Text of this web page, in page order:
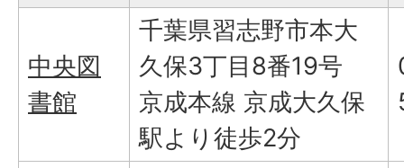
中央図
書館
千葉県習志野市本大
久保3丁目8番19号
京成本線 京成大久保
駅より徒歩2分